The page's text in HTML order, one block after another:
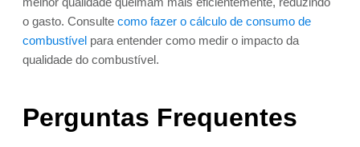
o gasto. Consulte como fazer o cálculo de consumo de
combustível para entender como medir o impacto da
qualidade do combustível.
Perguntas Frequentes